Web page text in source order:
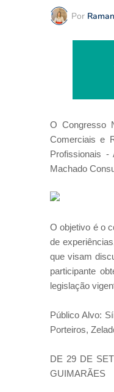
Por
O Congresso
Comerciais e
Profissionais
Machado
O objetivo é o
de
que visam
participante
legislação
Público Alvo:
Porteiros,
DE 29 DE
GUIMARÃES